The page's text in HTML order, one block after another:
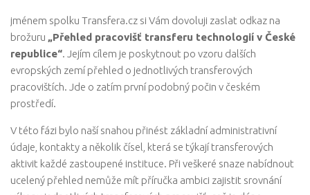
eKatalog VTP
Partneři
Kalendář akcí
Členství v SVTP ČR, z.s.
Kontakt
jménem spolku Transfera.cz si Vám dovoluji zaslat odkaz na
brožuru „Přehled pracovišť transferu technologií v České
republice“. Jejím cílem je poskytnout po vzoru dalších
evropských zemí přehled o jednotlivých transferových
pracovištích. Jde o zatím první podobný počin v českém
prostředí.
V této fázi bylo naší snahou přinést základní administrativní
údaje, kontakty a několik čísel, která se týkají transferových
aktivit každé zastoupené instituce. Při veškeré snaze nabídnout
ucelený přehled nemůže mít příručka ambici zajistit srovnání